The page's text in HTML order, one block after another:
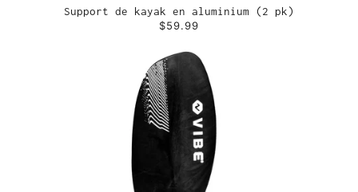
Support de kayak en aluminium (2 pk)
$59.99